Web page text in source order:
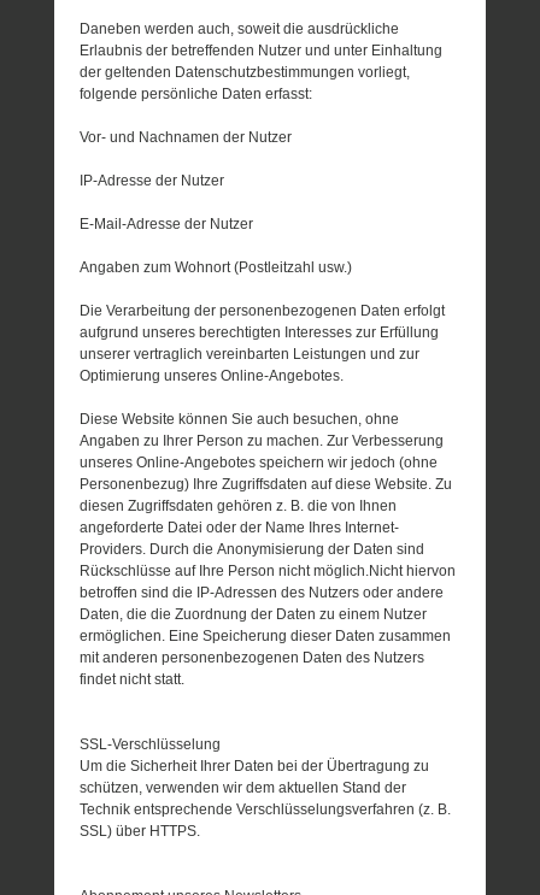
Daneben werden auch, soweit die ausdrückliche
Erlaubnis der betreffenden Nutzer und unter Einhaltung
der geltenden Datenschutzbestimmungen vorliegt,
folgende persönliche Daten erfasst:
Vor- und Nachnamen der Nutzer
IP-Adresse der Nutzer
E-Mail-Adresse der Nutzer
Angaben zum Wohnort (Postleitzahl usw.)
Die Verarbeitung der personenbezogenen Daten erfolgt
aufgrund unseres berechtigten Interesses zur Erfüllung
unserer vertraglich vereinbarten Leistungen und zur
Optimierung unseres Online-Angebotes.
Diese Website können Sie auch besuchen, ohne
Angaben zu Ihrer Person zu machen. Zur Verbesserung
unseres Online-Angebotes speichern wir jedoch (ohne
Personenbezug) Ihre Zugriffsdaten auf diese Website. Zu
diesen Zugriffsdaten gehören z. B. die von Ihnen
angeforderte Datei oder der Name Ihres Internet-
Providers. Durch die Anonymisierung der Daten sind
Rückschlüsse auf Ihre Person nicht möglich.Nicht hiervon
betroffen sind die IP-Adressen des Nutzers oder andere
Daten, die die Zuordnung der Daten zu einem Nutzer
ermöglichen. Eine Speicherung dieser Daten zusammen
mit anderen personenbezogenen Daten des Nutzers
findet nicht statt.
SSL-Verschlüsselung
Um die Sicherheit Ihrer Daten bei der Übertragung zu
schützen, verwenden wir dem aktuellen Stand der
Technik entsprechende Verschlüsselungsverfahren (z. B.
SSL) über HTTPS.